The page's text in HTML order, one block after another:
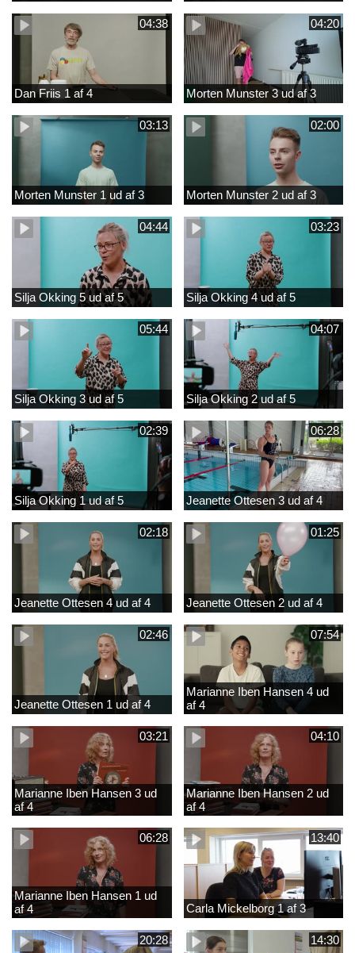
04:38
Dan Friis 1 af 4
04:20
Morten Munster 3 ud af 3
03:13
Morten Munster 1 ud af 3
02:00
Morten Munster 2 ud af 3
04:44
Silja Okking 5 ud af 5
03:23
Silja Okking 4 ud af 5
05:44
Silja Okking 3 ud af 5
04:07
Silja Okking 2 ud af 5
02:39
Silja Okking 1 ud af 5
06:28
Jeanette Ottesen 3 ud af 4
02:18
Jeanette Ottesen 4 ud af 4
01:25
Jeanette Ottesen 2 ud af 4
02:46
Jeanette Ottesen 1 ud af 4
07:54
Marianne Iben Hansen 4 ud
af 4
03:21
Marianne Iben Hansen 3 ud
af 4
04:10
Marianne Iben Hansen 2 ud
af 4
06:28
Marianne Iben Hansen 1 ud
af 4
13:40
Carla Mickelborg 1 af 3
20:28 14:30